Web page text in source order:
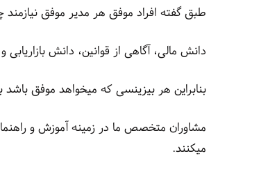
طبق گفته افراد موفق هر مدیر موفق
دانش مالی، آگاهی از قوانین، دانش
بنابراین هر بیزینسی که میخواهد موفق باشد
مشاوران متخصص ما در زمینه آموزش و
میکنند.